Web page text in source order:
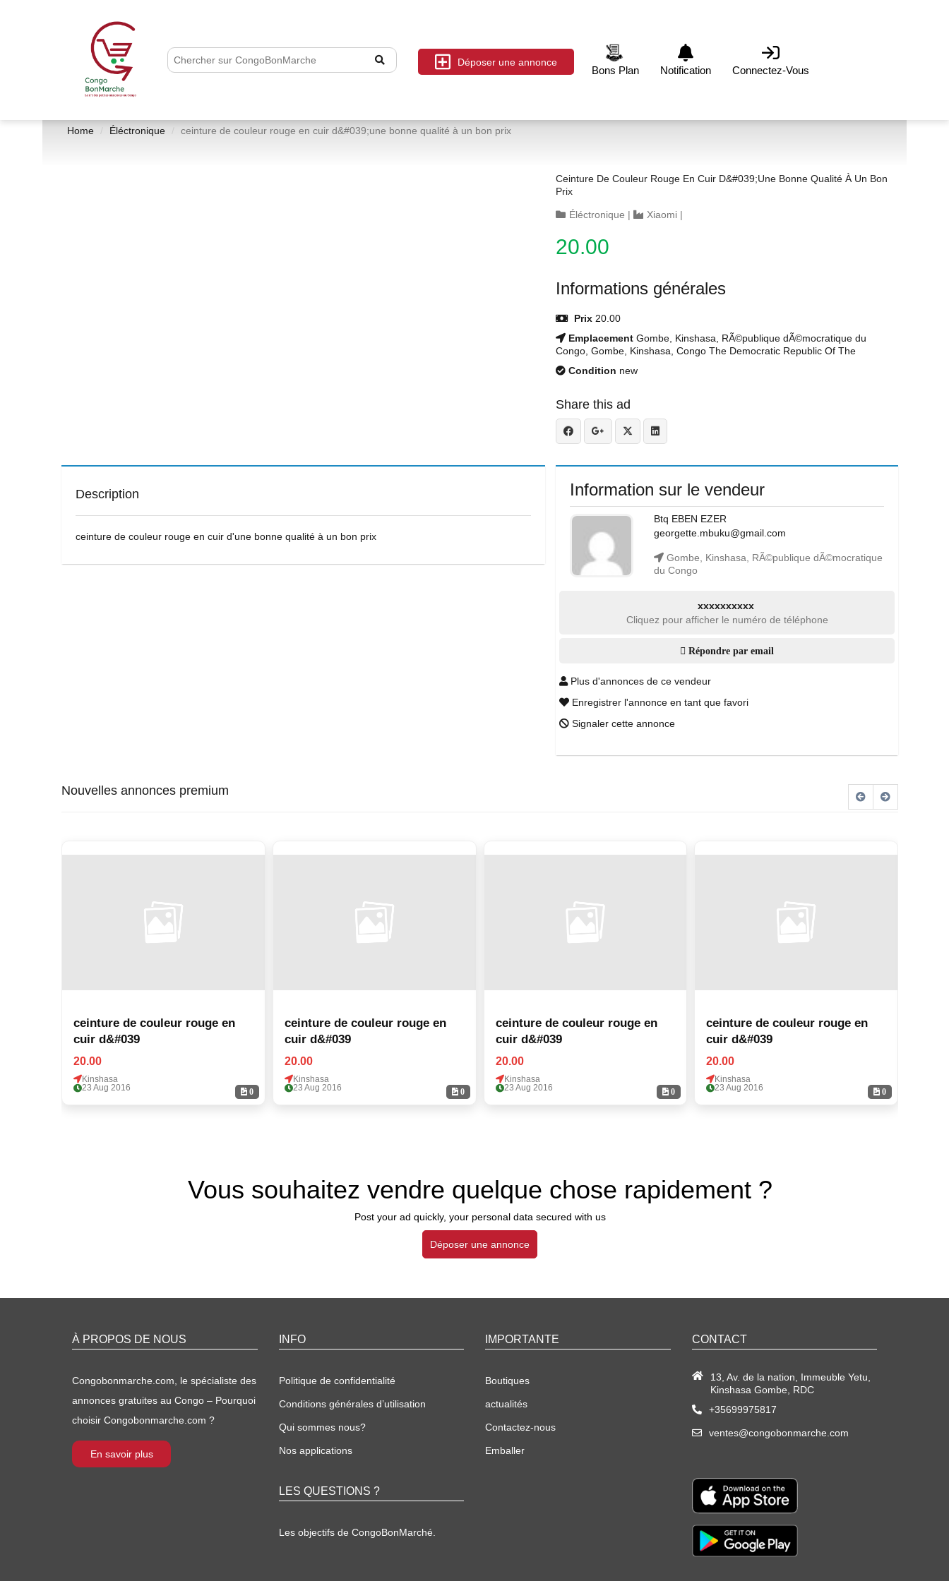
Déposer une annonce
Bons Plan Notification Connectez-Vous
Home Éléctronique ceinture de couleur rouge en cuir d&#039;une bonne qualité à un bon prix
Ceinture De Couleur Rouge En Cuir D&#039;une Bonne Qualité À Un Bon
Prix
Éléctronique | Xiaomi |
20.00
Informations générales
Prix 20.00
Emplacement Gombe, Kinshasa, RÃ©publique dÃ©mocratique du
Congo, Gombe, Kinshasa, Congo The Democratic Republic Of The
Condition new
Share this ad
Description
ceinture de couleur rouge en cuir d'une bonne qualité à un bon prix
Information sur le vendeur
Btq EBEN EZER
georgette.mbuku@gmail.com
Gombe, Kinshasa, RÃ©publique dÃ©mocratique
du Congo
xxxxxxxxxx
Cliquez pour afficher le numéro de téléphone
Répondre par email
Plus d'annonces de ce vendeur
Enregistrer l'annonce en tant que favori
Signaler cette annonce
Nouvelles annonces premium
0
ceinture de couleur rouge en
cuir d&#039
20.00
Kinshasa
23 Aug 2016
0
ceinture de couleur rouge en
cuir d&#039
20.00
Kinshasa
23 Aug 2016
0
ceinture de couleur rouge en
cuir d&#039
20.00
Kinshasa
23 Aug 2016
0
ceinture de couleur rouge en
cuir d&#039
20.00
Kinshasa
23 Aug 2016
Vous souhaitez vendre quelque chose rapidement ?
Post your ad quickly, your personal data secured with us
Déposer une annonce
À PROPOS DE NOUS
Congobonmarche.com, le spécialiste des
annonces gratuites au Congo – Pourquoi
choisir Congobonmarche.com ?
En savoir plus
INFO
Politique de confidentialité
Conditions générales d’utilisation
Qui sommes nous?
Nos applications
LES QUESTIONS ?
Les objectifs de CongoBonMarché.
IMPORTANTE
Boutiques
actualités
Contactez-nous
Emballer
CONTACT
13, Av. de la nation, Immeuble Yetu,
Kinshasa Gombe, RDC
+35699975817
ventes@congobonmarche.com